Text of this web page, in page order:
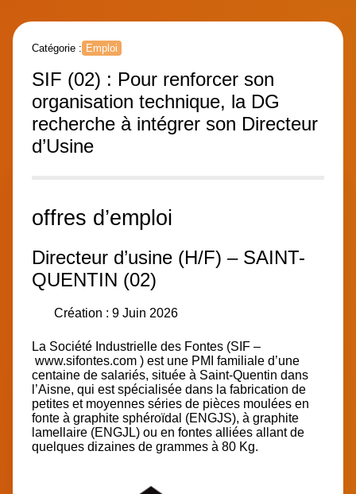
Catégorie : Emploi
SIF (02) : Pour renforcer son
organisation technique, la DG
recherche à intégrer son Directeur
d’Usine
offres d’emploi
Directeur d’usine (H/F) – SAINT-
QUENTIN (02)
Création : 9 Juin 2026
La Société Industrielle des Fontes (SIF –
www.sifontes.com ) est une PMI familiale d’une
centaine de salariés, située à Saint-Quentin dans
l’Aisne, qui est spécialisée dans la fabrication de
petites et moyennes séries de pièces moulées en
fonte à graphite sphéroïdal (ENGJS), à graphite
lamellaire (ENGJL) ou en fontes alliées allant de
quelques dizaines de grammes à 80 Kg.